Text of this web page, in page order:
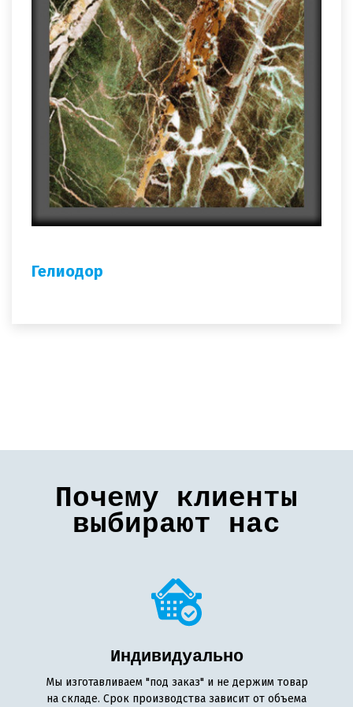
Гелиодор
Почему клиенты
выбирают нас
Индивидуально
Мы изготавливаем "под заказ" и не держим товар
на складе. Срок производства зависит от объема